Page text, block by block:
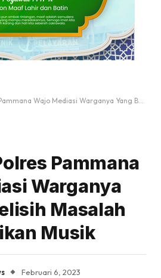
Mediasi Warganya Yang Berselisih Masalah Membunyikan Musik
Pammana
Warganya
Masalah
Musik
Februari 6, 2023